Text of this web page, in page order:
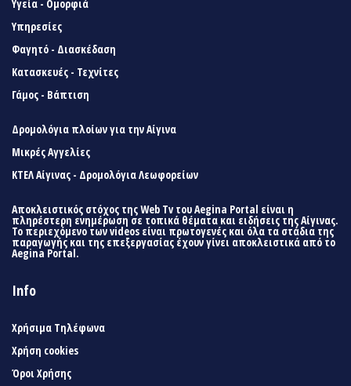
Υγεία - Ομορφιά
Υπηρεσίες
Φαγητό - Διασκέδαση
Κατασκευές - Τεχνίτες
Γάμος - Βάπτιση
Δρομολόγια πλοίων για την Αίγινα
Μικρές Αγγελίες
ΚΤΕΛ Αίγινας - Δρομολόγια Λεωφορείων
Αποκλειστικός στόχος της Web Tv του Aegina Portal είναι η
πληρέστερη ενημέρωση σε τοπικά θέματα και ειδήσεις της Αίγινας.
Το περιεχόμενο των videos είναι πρωτογενές και όλα τα στάδια της
παραγωγής και της επεξεργασίας έχουν γίνει αποκλειστικά από το
Aegina Portal.
Info
Χρήσιμα Τηλέφωνα
Χρήση cookies
Όροι Χρήσης